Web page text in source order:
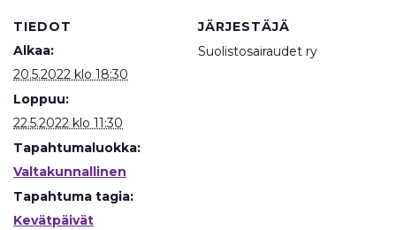
TIEDOT
Alkaa:
20.5.2022 klo 18:30
Loppuu:
22.5.2022 klo 11:30
Tapahtumaluokka:
Valtakunnallinen
Tapahtuma tagia:
Kevätpäivät
JÄRJESTÄJÄ
Suolistosairaudet ry